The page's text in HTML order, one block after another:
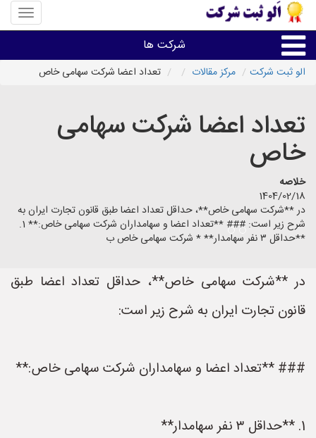
منوی
سایت
ثبت
شرکت ها
اخذگواهینامه رتبه بندی
الو ثبت شرکت مرکز مقالات تعداد اعضا شرکت سهامی خاص
تعداد اعضا شرکت سهامی
خاص
خلاصه
1404/02/18
در **شرکت سهامی خاص**، حداقل تعداد اعضا طبق قانون تجارت ایران به
شرح زیر است: ### **تعداد اعضا و سهامداران شرکت سهامی خاص:** 1.
**حداقل ۳ نفر سهامدار** * شرکت سهامی خاص ب
در **شرکت سهامی خاص**، حداقل تعداد اعضا طبق
قانون تجارت ایران به شرح زیر است:
### **تعداد اعضا و سهامداران شرکت سهامی خاص:**
1. **حداقل ۳ نفر سهامدار**